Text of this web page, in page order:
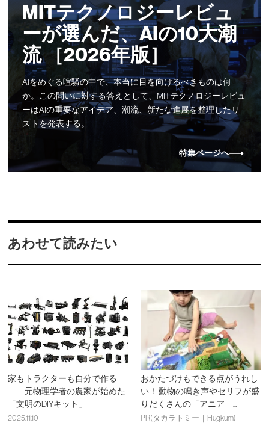
MITテクノロジーレビュ
ーが選んだ、AIの10大潮
流 ［2026年版］
AIをめぐる喧騒の中で、本当に目を向けるべきものは何
か。この問いに対する答えとして、MITテクノロジーレビュ
ーはAIの重要なアイデア、潮流、新たな進展を整理したリ
ストを発表する。
特集ページへ
あわせて読みたい
家もトラクターも自分で作る
——元物理学者の農家が始めた
「文明のDIYキット」
2025.11.10
おかたづけもできる点がうれし
い！ 動物の鳴き声やセリフが盛
りだくさんの「アニア ...
PR(タカラトミー｜Hugkum)